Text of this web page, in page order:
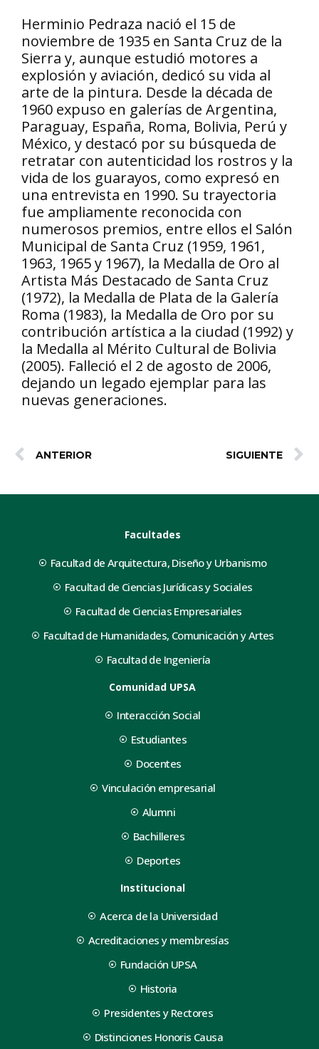
Herminio Pedraza nació el 15 de
noviembre de 1935 en Santa Cruz de la
Sierra y, aunque estudió motores a
explosión y aviación, dedicó su vida al
arte de la pintura. Desde la década de
1960 expuso en galerías de Argentina,
Paraguay, España, Roma, Bolivia, Perú y
México, y destacó por su búsqueda de
retratar con autenticidad los rostros y la
vida de los guarayos, como expresó en
una entrevista en 1990. Su trayectoria
fue ampliamente reconocida con
numerosos premios, entre ellos el Salón
Municipal de Santa Cruz (1959, 1961,
1963, 1965 y 1967), la Medalla de Oro al
Artista Más Destacado de Santa Cruz
(1972), la Medalla de Plata de la Galería
Roma (1983), la Medalla de Oro por su
contribución artística a la ciudad (1992) y
la Medalla al Mérito Cultural de Bolivia
(2005). Falleció el 2 de agosto de 2006,
dejando un legado ejemplar para las
nuevas generaciones.
ANTERIOR SIGUIENTE
Facultades
Facultad de Arquitectura, Diseño y Urbanismo
Facultad de Ciencias Jurídicas y Sociales
Facultad de Ciencias Empresariales
Facultad de Humanidades, Comunicación y Artes
Facultad de Ingeniería
Comunidad UPSA
Interacción Social
Estudiantes
Docentes
Vinculación empresarial
Alumni
Bachilleres
Deportes
Institucional
Acerca de la Universidad
Acreditaciones y membresías
Fundación UPSA
Historia
Presidentes y Rectores
Distinciones Honoris Causa